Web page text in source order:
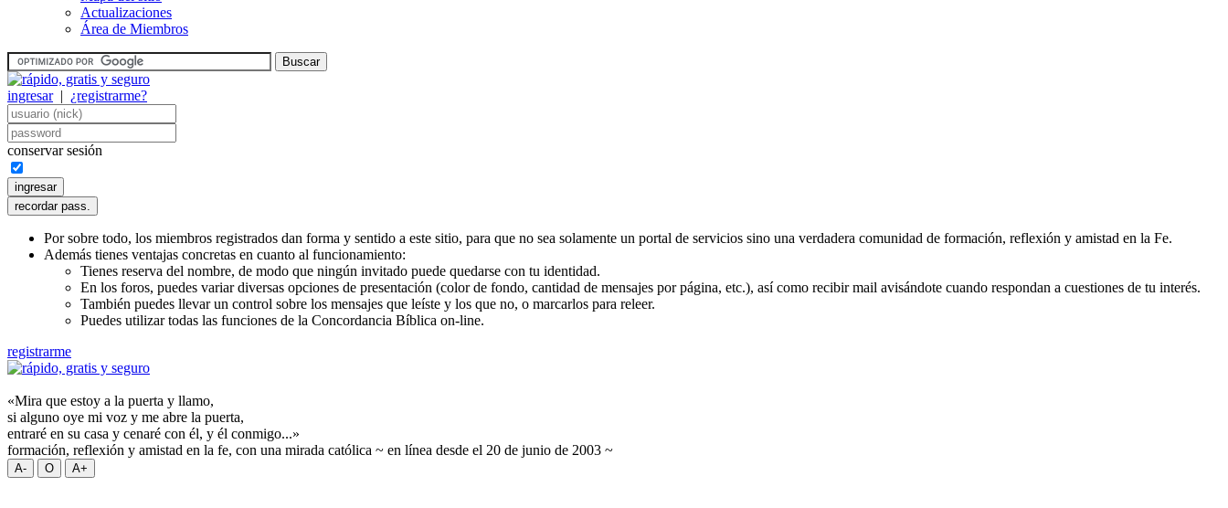
Actualizaciones
Área de Miembros
ingresar| ¿registrarme?
conservar sesión
Por sobre todo, los miembros registrados dan forma y sentido a este sitio, para que no sea solamente un portal de servicios sino una verdadera comunidad de formación, reflexión y amistad en la Fe.
Además tienes ventajas concretas en cuanto al funcionamiento:
Tienes reserva del nombre, de modo que ningún invitado puede quedarse con tu identidad.
En los foros, puedes variar diversas opciones de presentación (color de fondo, cantidad de mensajes por página, etc.), así como recibir mail avisándote cuando respondan a cuestiones de tu interés.
También puedes llevar un control sobre los mensajes que leíste y los que no, o marcarlos para releer.
Puedes utilizar todas las funciones de la Concordancia Bíblica on-line.
registrarme
«Mira que estoy a la puerta y llamo,
si alguno oye mi voz y me abre la puerta,
entraré en su casa y cenaré con él, y él conmigo...»
formación, reflexión y amistad en la fe, con una mirada católica ~ en línea desde el 20 de junio de 2003 ~